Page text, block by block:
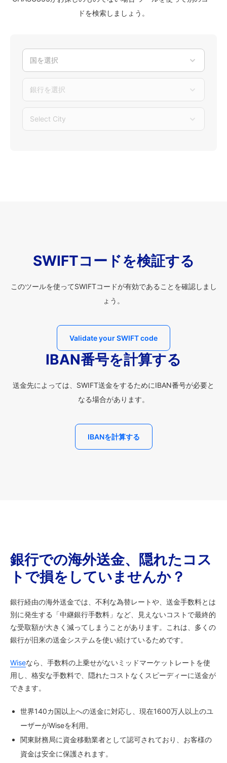
ドを検索しましょう。
国を選択
銀行を選択
Select City
SWIFTコードを検証する
このツールを使ってSWIFTコードが有効であることを確認しまし
ょう。
Validate your SWIFT code
IBAN番号を計算する
送金先によっては、SWIFT送金をするためにIBAN番号が必要と
なる場合があります。
IBANを計算する
銀行での海外送金、隠れたコス
トで損をしていませんか？
銀行経由の海外送金では、不利な為替レートや、送金手数料とは
別に発生する「中継銀行手数料」など、見えないコストで最終的
な受取額が大きく減ってしまうことがあります。これは、多くの
銀行が旧来の送金システムを使い続けているためです。
Wiseなら、手数料の上乗せがないミッドマーケットレートを使
用し、格安な手数料で、隠れたコストなくスピーディーに送金が
できます。
世界140カ国以上への送金に対応し、現在1600万人以上のユ
ーザーがWiseを利用。
関東財務局に資金移動業者として認可されており、お客様の
資金は安全に保護されます。